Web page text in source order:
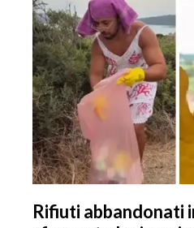
Rifiuti abbandonati